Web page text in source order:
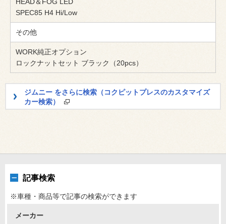
SPEC85 H4 Hi/Low
その他
WORK純正オプション
ロックナットセット ブラック（20pcs）
ジムニー をさらに検索（コクピットプレスのカスタマイズ
カー検索）
記事検索
※車種・商品等で記事の検索ができます
メーカー